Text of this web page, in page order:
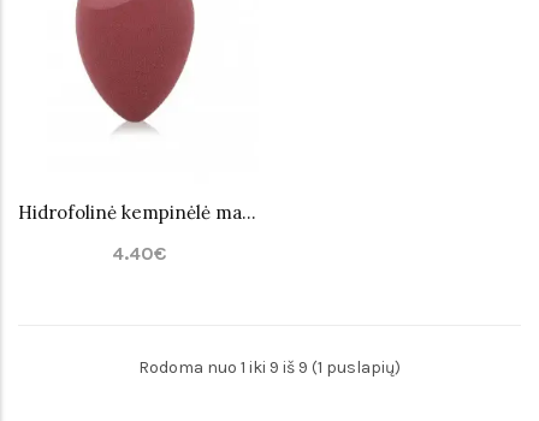
Hidrofolinė kempinėlė makiažui PuFF Nr.6
4.40€
Rodoma nuo 1 iki 9 iš 9 (1 puslapių)